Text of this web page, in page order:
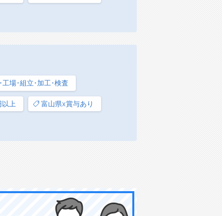
場･組立･加工･検査
上 富山県x賞与あり